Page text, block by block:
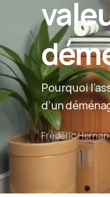
Pourquoi
d’un
Frédéric